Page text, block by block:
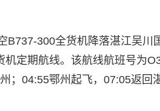
B737-300全货机降落湛江吴
机定期航线。该航线航班号为
；04:55鄂州起飞，07:05返回